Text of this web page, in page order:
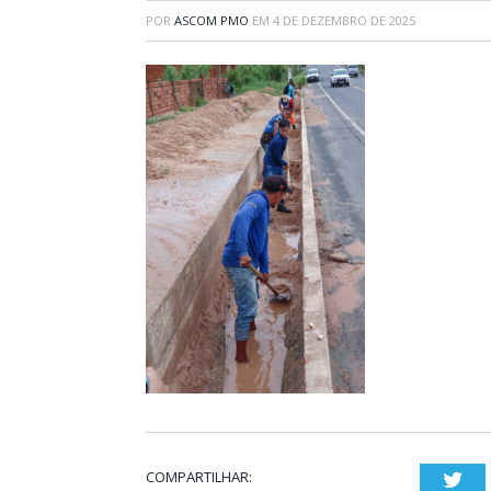
POR ASCOM PMO EM 4 DE DEZEMBRO DE 2025
COMPARTILHAR: